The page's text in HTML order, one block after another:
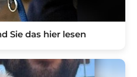
Sie das hier lesen